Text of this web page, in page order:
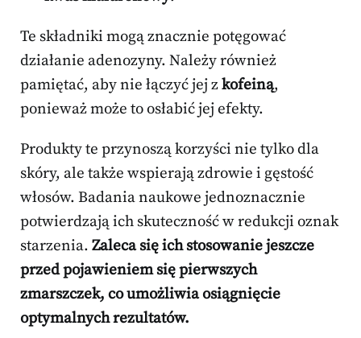
Te składniki mogą znacznie potęgować
działanie adenozyny. Należy również
pamiętać, aby nie łączyć jej zkofeiną,
ponieważ może to osłabić jej efekty.
Produkty te przynoszą korzyści nie tylko dla
skóry, ale także wspierają zdrowie i gęstość
włosów. Badania naukowe jednoznacznie
potwierdzają ich skuteczność w redukcji oznak
starzenia. Zaleca się ich stosowanie jeszcze
przed pojawieniem się pierwszych
zmarszczek, co umożliwia osiągnięcie
optymalnych rezultatów.